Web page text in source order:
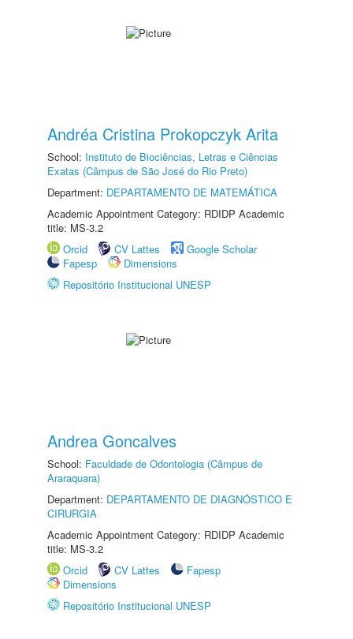
Andréa Cristina Prokopczyk Arita
School: Instituto de Biociências, Letras e Ciências
Exatas (Câmpus de São José do Rio Preto)
Department: DEPARTAMENTO DE MATEMÁTICA
Academic Appointment Category: RDIDP Academic
title: MS-3.2
Orcid
CV Lattes
Google Scholar
Fapesp
Dimensions
Repositório Institucional UNESP
Andrea Goncalves
School: Faculdade de Odontologia (Câmpus de
Araraquara)
Department: DEPARTAMENTO DE DIAGNÓSTICO E
CIRURGIA
Academic Appointment Category: RDIDP Academic
title: MS-3.2
Orcid
CV Lattes
Fapesp
Dimensions
Repositório Institucional UNESP